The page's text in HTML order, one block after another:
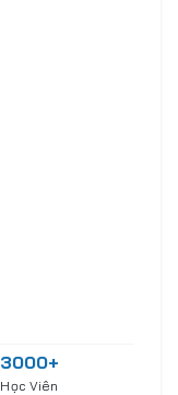
3000+
Học Viên